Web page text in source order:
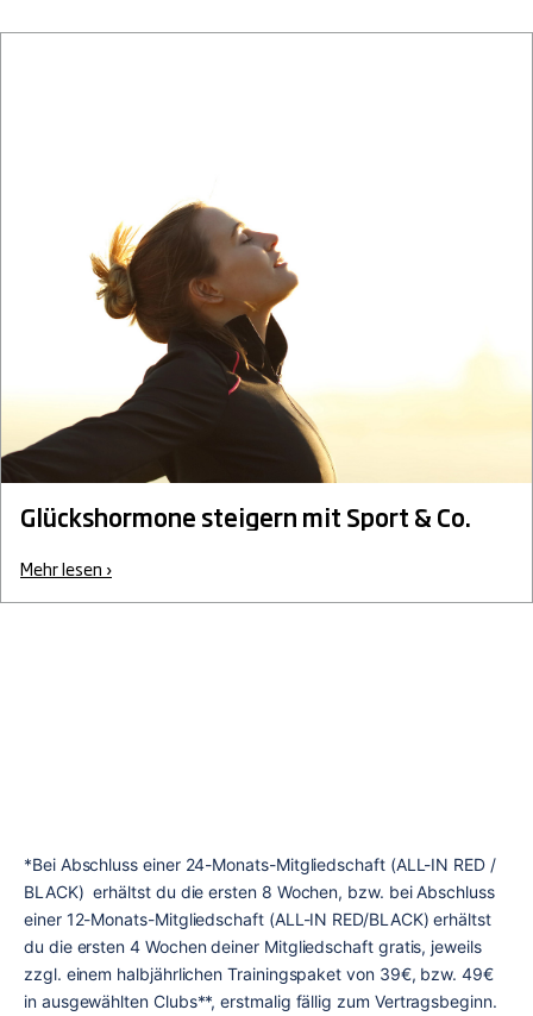
Glückshormone steigern mit Sport & Co.
Mehr lesen ›
*Bei Abschluss einer 24-Monats-Mitgliedschaft (ALL-IN RED /
BLACK)  erhältst du die ersten 8 Wochen, bzw. bei Abschluss
einer 12-Monats-Mitgliedschaft (ALL-IN RED/BLACK) erhältst
du die ersten 4 Wochen deiner Mitgliedschaft gratis, jeweils
zzgl. einem halbjährlichen Trainingspaket von 39€, bzw. 49€
in ausgewählten Clubs**, erstmalig fällig zum Vertragsbeginn.